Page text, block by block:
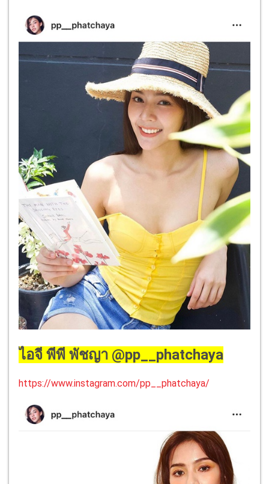
ไอจี พีพี พัชญา @pp__phatchaya
https://www.instagram.com/pp__phatchaya/